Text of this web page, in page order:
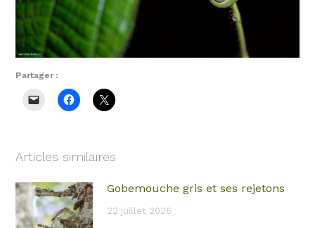
Partager :
Articles similaires
Gobemouche gris et ses rejetons
22 juillet 2026